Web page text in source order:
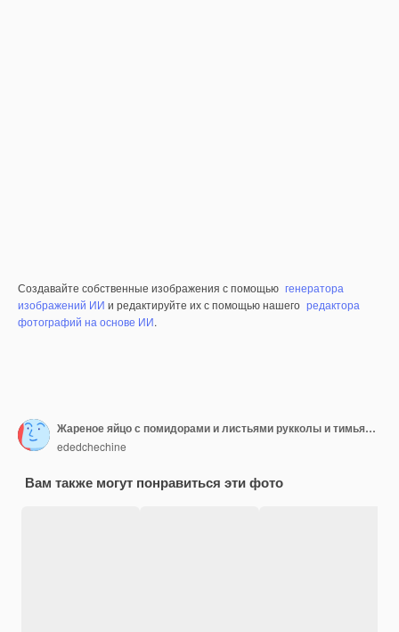
Создавайте собственные изображения с помощью генератора
изображений ИИ и редактируйте их с помощью нашего редактора
фотографий на основе ИИ.
Жареное яйцо с помидорами и листьями рукколы и тимьяна на хлебе в серой тарелке
ededchechine
Вам также могут понравиться эти фото